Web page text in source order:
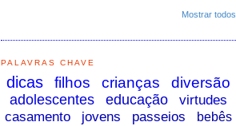
Mostrar todos
PALAVRAS CHAVE
dicas filhos crianças diversão
adolescentes educação
virtudes
casamento
jovens passeios
bebês